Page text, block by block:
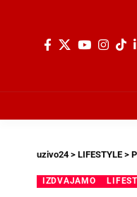
uzivo24> LIFESTYLE >
IZDVAJAMO